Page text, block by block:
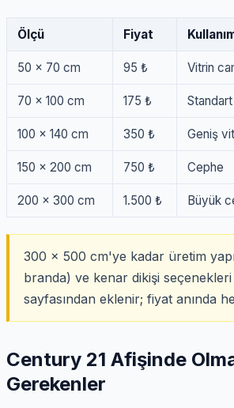
Ölçü Fiyat
50 × 70 cm 95 ₺ Vitrin
70 × 100 cm 175 ₺
100 × 140 cm 350 ₺ Geniş
150 × 200 cm 750 ₺ Cephe
200 × 300 cm 1.500 ₺ Büyük
300 × 500 cm'ye kadar üretim
branda) ve kenar dikişi
sayfasından eklenir; fiyat anında
Century 21 Afişinde
Gerekenler